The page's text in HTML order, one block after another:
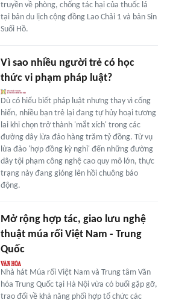
truyền về phòng, chống tác hại của thuốc lá
tại bản du lịch cộng đồng Lao Chải 1 và bản Sin
Suối Hồ.
Vì sao nhiều người trẻ có học
thức vi phạm pháp luật?
Dù có hiểu biết pháp luật nhưng thay vì cống
hiến, nhiều bạn trẻ lại đang tự hủy hoại tương
lai khi chọn trở thành 'mắt xích' trong các
đường dây lừa đảo hàng trăm tỷ đồng. Từ vụ
lừa đảo 'hợp đồng kỳ nghỉ' đến những đường
dây tội phạm công nghệ cao quy mô lớn, thực
trạng này đang gióng lên hồi chuông báo
động.
Mở rộng hợp tác, giao lưu nghệ
thuật múa rối Việt Nam - Trung
Quốc
Nhà hát Múa rối Việt Nam và Trung tâm Văn
hóa Trung Quốc tại Hà Nội vừa có buổi gặp gỡ,
trao đổi về khả năng phối hợp tổ chức các